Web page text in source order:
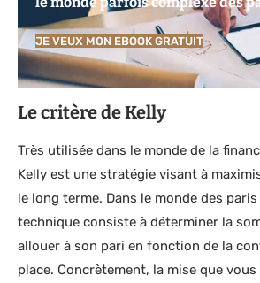
JE VEUX MON EBOOK GRATUIT
Le critère de Kelly
Très utilisée dans le monde de la
Kelly est une stratégie visant à
le long terme. Dans le monde des
technique consiste à déterminer la
allouer à son pari en fonction de la
place. Concrètement, la mise que